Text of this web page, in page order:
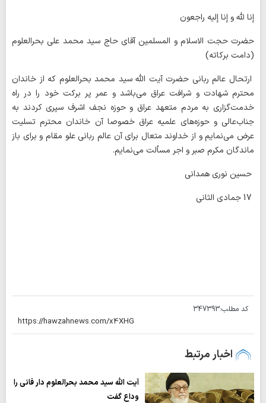
إنا للّه و إنا إلیه راجعون
حضرت حجت الاسلام و المسلمین آقای حاج سید محمد علی بحرالعلوم
(دامت برکاته)
ارتحال عالم ربانی حضرت آیت الله سید محمد بحرالعلوم که از خاندان
محترم شهادت و شرافت عراق می‌باشد و عمر پر برکت خود را در راه
خدمت‌گزاری به مردم متعهد عراق و حوزه نجف اشرف سپری کردند به
جناب‌عالی و حوزه‌های علمیه عراق خصوصا آن خاندان محترم تسلیت
عرض می‌نمایم و از خداوند متعال برای آن عالم ربانی علو مقام و برای باز
ماندگان مکرم صبر و اجر مسألت می‌نمایم.
حسین نوری همدانی
کد مطلب:347393
اخبار مرتبط
آیت الله سید محمد بحرالعلوم دار فانی را
وداع گفت